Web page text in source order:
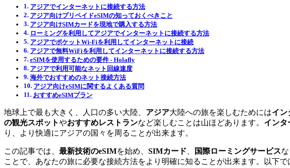
アジアでインターネットに接続する方法
アジア向けプリペイドeSIMの知っておくべきこと
アジア向けSIMカードを現地で購入する方法
ローミングを利用してアジアでインターネットに接続する方法
アジアでポケットWi-Fiを利用してインターネットに接続
アジアで無料WiFiを利用してインターネットに接続する方法
eSIMを使用するための要件 ‐ Holafly
アジアで利用可能なネット回線速度
海外でおすすめのネット接続方法
アジア向けeSIMに関するよくある質問
おすすめeSIMプラン
地球上で最も大きく、人口の多い大陸、 アジア大陸への旅を楽しむためにはイン
の観光スポットやおすすめレストランなど楽しむことは山ほどあります。 インタ
り、より快適にアジアの国々を周ることが出来ます。
この記事では、 最新技術のeSIMを始め、 SIMカード 国際ローミングサービスな
ことで、あなたの旅に必要な接続方法をより明確に知ることが出来ます。以下